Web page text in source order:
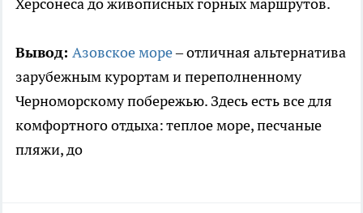
Вывод: Азовское море– отличная альтернатива
зарубежным курортам и переполненному
Черноморскому побережью. Здесь есть все для
комфортного отдыха: теплое море, песчаные
пляжи, до